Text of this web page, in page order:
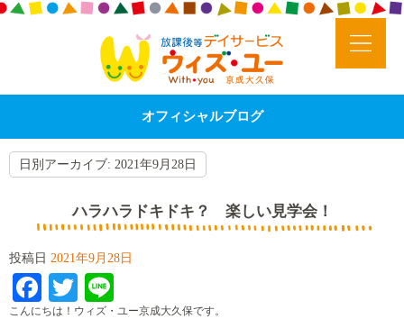
オフィシャルブログ
日別アーカイブ: 2021年9月28日
ハラハラドキドキ？ 楽しい見学会！
投稿日 2021年9月28日
Facebook
Twitter
こんにちは！ウィズ・ユー京成大久保です。